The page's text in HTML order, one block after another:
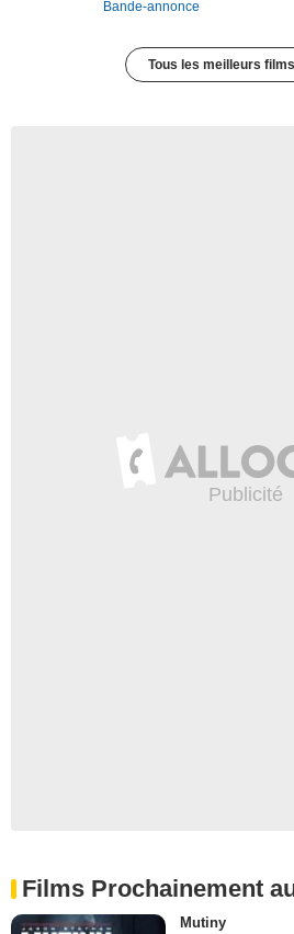
Bande-annonce
Tous les meilleurs
Films Prochainement
Mutiny